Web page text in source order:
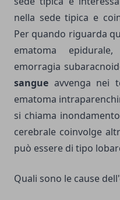
nella sede tipica e
Per quando riguarda
ematoma
emorragia
sangue avvenga nei
ematoma
si chiama
cerebrale coinvolge
può essere di tipo
Quali sono le cause